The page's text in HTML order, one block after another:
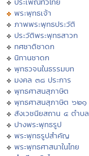
พระพุทธเจ้า
ภาพพระพุทธประวัติ
ประวัติพระพุทธสาวก
ทศชาติชาดก
นิทานชาดก
พุทธวจนในธรรมบท
มงคล ๓๘ ประการ
พุทธศาสนสุภาษิต
พุทธศาสนสุภาษิต ๖๒๑
สังเวชนียสถาน ๔ ตำบล
ปางพระพุทธรูป
พระพุทธรูปสำคัญ
พระพุทธศาสนาในไทย